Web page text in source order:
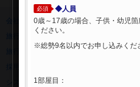
会社情報
旅行業登録票・約款
システムメンテナンスの
必須
◆人員
0歳～17歳の場合、子供・幼児
ください。
※総勢9名以内でお申し込みくだ
1部屋目：